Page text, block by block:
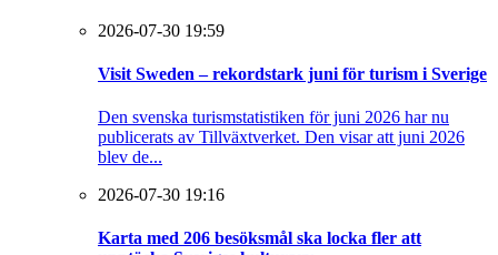
2026-07-30 19:59
Visit Sweden – rekordstark juni för turism i Sverige
Den svenska turismstatistiken för juni 2026 har nu
publicerats av Tillväxtverket. Den visar att juni 2026
blev de...
2026-07-30 19:16
Karta med 206 besöksmål ska locka fler att